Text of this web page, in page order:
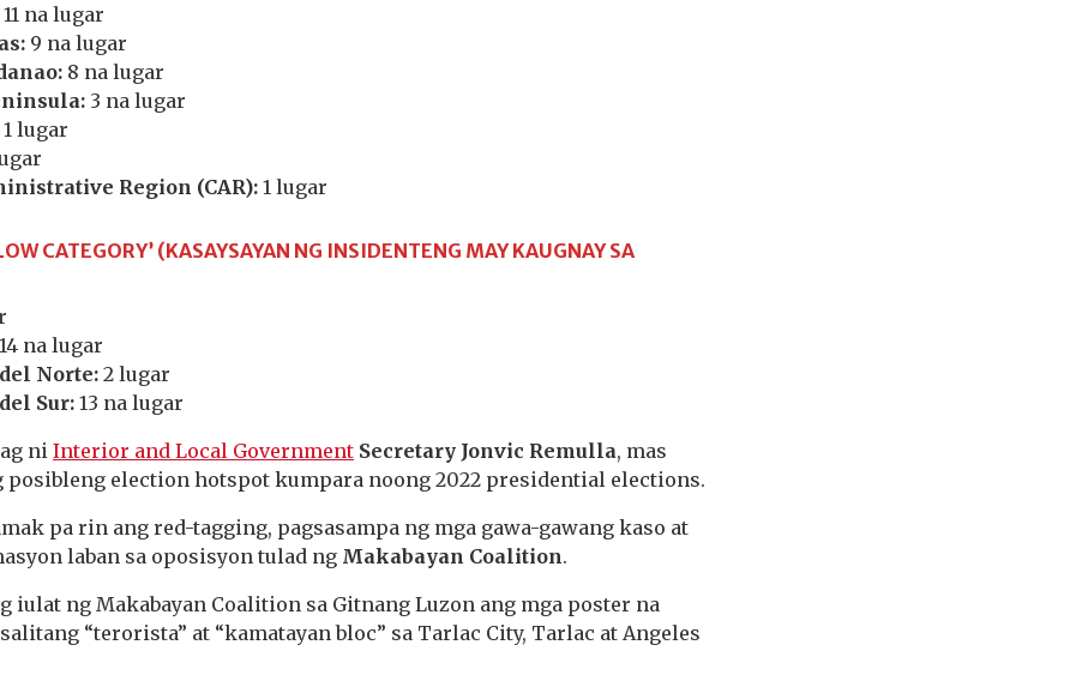
11 na lugar
9 na lugar
8 na lugar
3 na lugar
1 lugar
Region (CAR): 1 lugar
CATEGORY’ (KASAYSAYAN NG INSIDENTENG MAY KAUGNAY SA
14 na lugar
Norte: 2 lugar
Sur: 13 na lugar
ni Interior and Local Government Secretary Jonvic Remulla, mas
posibleng election hotspot kumpara noong 2022 presidential elections.
pa rin ang red-tagging, pagsasampa ng mga gawa-gawang kaso at
laban sa oposisyon tulad ng Makabayan Coalition.
iulat ng Makabayan Coalition sa Gitnang Luzon ang mga poster na
“terorista” at “kamatayan bloc” sa Tarlac City, Tarlac at Angeles